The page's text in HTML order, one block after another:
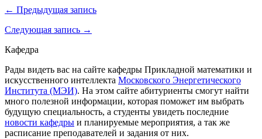
← Предыдущая запись
Следующая запись →
Кафедра
Рады видеть вас на сайте кафедры Прикладной математики и
искусственного интеллекта Московского Энергетического
Института (МЭИ). На этом сайте абитуриенты смогут найти
много полезной информации, которая поможет им выбрать
будущую специальность, а студенты увидеть последние
новости кафедры и планируемые мероприятия, а так же
расписание преподавателей и задания от них.